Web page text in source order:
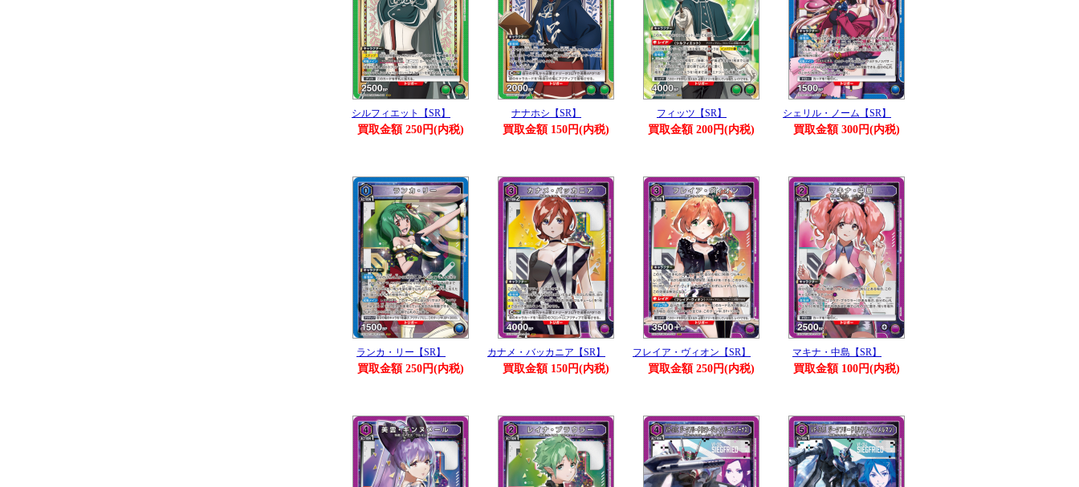
シルフィエット【SR】
買取金額 250円(内税)
ナナホシ【SR】
買取金額 150円(内税)
フィッツ【SR】
買取金額 200円(内税)
シェリル・ノーム【SR】
買取金額 300円(内税)
ランカ・リー【SR】
買取金額 250円(内税)
カナメ・バッカニア【SR】
買取金額 150円(内税)
フレイア・ヴィオン【SR】
買取金額 250円(内税)
マキナ・中島【SR】
買取金額 100円(内税)